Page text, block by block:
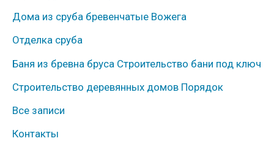
и
Дома из сруба бревенчатые Вожега
Отделка сруба
Баня из бревна бруса Строительство бани под ключ
Строительство деревянных домов Порядок
Все записи
Контакты